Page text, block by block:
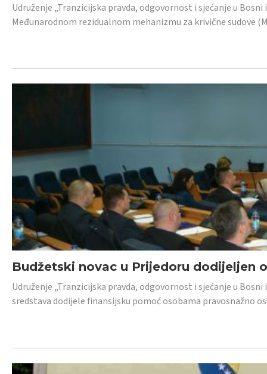
Udruženje „Tranzicijska pravda, odgovornost i sjećanje u
Međunarodnom rezidualnom mehanizmu za krivične sudove
Budžetski novac u Prijedoru dodijeljen
Udruženje „Tranzicijska pravda, odgovornost i sjećanje u
sredstava dodijele finansijsku pomoć osobama pravosnažno